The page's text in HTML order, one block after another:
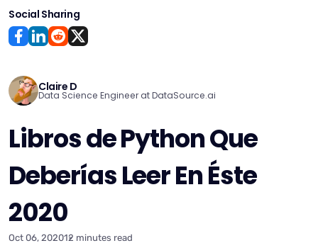
Social Sharing
Claire D
Data Science Engineer at DataSource.ai
Libros de Python Que
Deberías Leer En Éste
2020
Oct 06, 202012 minutes read